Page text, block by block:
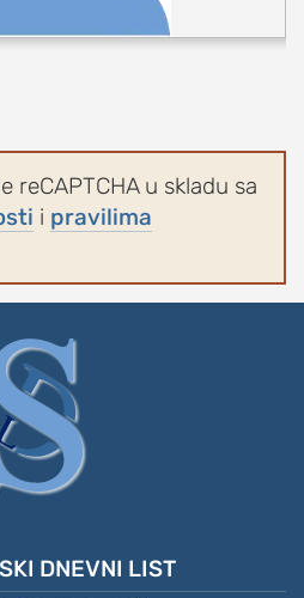
reCAPTCHA u skladu sa
i pravilima
DNEVNI LIST